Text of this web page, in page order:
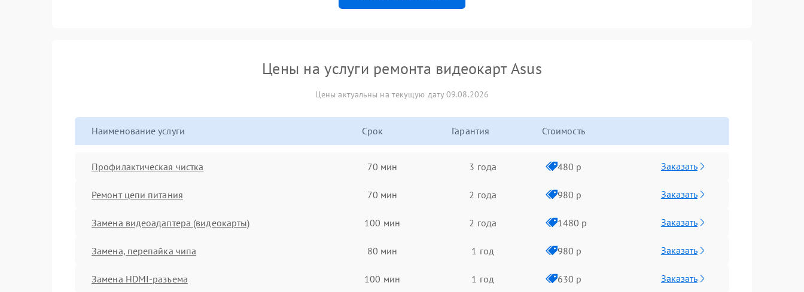
Цены на услуги ремонта видеокарт Asus
Цены актуальны на текущую дату 09.08.2026
Наименование услуги Срок Гарантия Стоимость
Профилактическая чистка 70 мин 3 года 480 р Заказать
Ремонт цепи питания 70 мин 2 года 980 р Заказать
Замена видеоадаптера (видеокарты) 100 мин 2 года 1480 р Заказать
Замена, перепайка чипа 80 мин 1 год 980 р Заказать
Замена HDMI-разъема 100 мин 1 год 630 р Заказать